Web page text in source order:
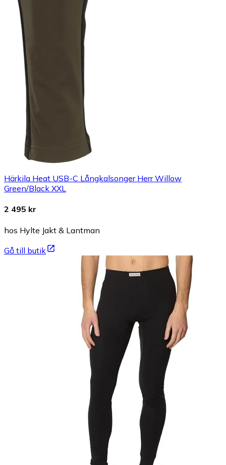
Härkila Heat USB-C Långkalsonger Herr Willow
Green/Black XXL
2 495 kr
hos Hylte Jakt & Lantman
Gå till butik